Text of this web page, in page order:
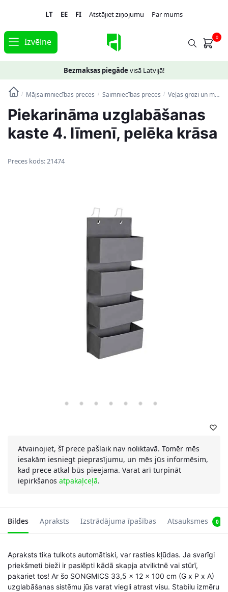
navigation
content
LT EE FI Atstājiet ziņojumu Par mums
Izvēlne 0
Bezmaksas piegāde visā Latvijā!
/ Mājsaimniecības preces / Saimniecības preces / Veļas grozi un mantu uzglabāšanas kastes
Piekarināma uzglabāšanas
kaste 4. līmenī, pelēka krāsa
Preces kods:21474
Atvainojiet, šī prece pašlaik nav noliktavā. Tomēr mēs
iesakām iesniegt pieprasījumu, un mēs jūs informēsim,
kad prece atkal būs pieejama. Varat arī turpināt
iepirkšanos atpakaļceļā.
Bildes Apraksts Izstrādājuma īpašības Atsauksmes 0
Apraksts tika tulkots automātiski, var rasties kļūdas. Ja svarīgi
priekšmeti bieži ir paslēpti kādā skapja atvilktnē vai stūrī,
pakariet tos! Ar šo SONGMICS 33,5 x 12 x 100 cm (G x P x A)
uzglabāšanas sistēmu jūs varat viegli atrast visu. Stabilu izmēru